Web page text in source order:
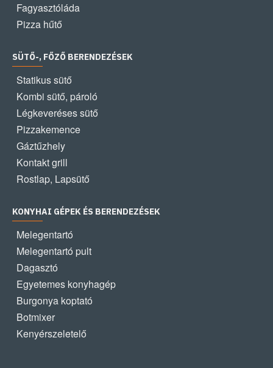
Fagyasztóláda
Pizza hűtő
SÜTŐ-, FŐZŐ BERENDEZÉSEK
Statikus sütő
Kombi sütő, pároló
Légkeveréses sütő
Pizzakemence
Gáztűzhely
Kontakt grill
Rostlap, Lapsütő
KONYHAI GÉPEK ÉS BERENDEZÉSEK
Melegentartó
Melegentartó pult
Dagasztó
Egyetemes konyhagép
Burgonya koptató
Botmixer
Kenyérszeletelő